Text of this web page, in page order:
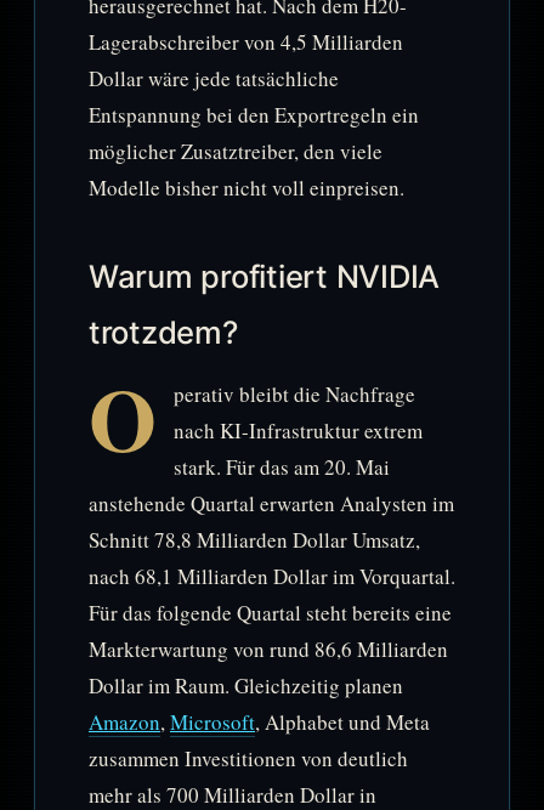
Lagerabschreiber von 4,5 Milliarden
Dollar wäre jede tatsächliche
Entspannung bei den Exportregeln ein
möglicher Zusatztreiber, den viele
Modelle bisher nicht voll einpreisen.
Warum profitiert NVIDIA
trotzdem?
O
perativ bleibt die Nachfrage
nach KI-Infrastruktur extrem
stark. Für das am 20. Mai
anstehende Quartal erwarten Analysten im
Schnitt 78,8 Milliarden Dollar Umsatz,
nach 68,1 Milliarden Dollar im Vorquartal.
Für das folgende Quartal steht bereits eine
Markterwartung von rund 86,6 Milliarden
Dollar im Raum. Gleichzeitig planen
Amazon,Microsoft, Alphabet und Meta
zusammen Investitionen von deutlich
mehr als 700 Milliarden Dollar in